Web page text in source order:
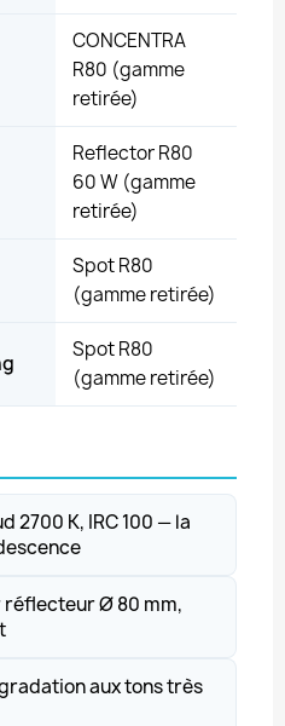
CONCENTRA
R80 (gamme
retirée)
Reflector R80
60 W (gamme
retirée)
Spot R80
(gamme retirée)
Spot R80
(gamme retirée)
2700 K, IRC 100 — la
réflecteur Ø 80 mm,
aux tons très